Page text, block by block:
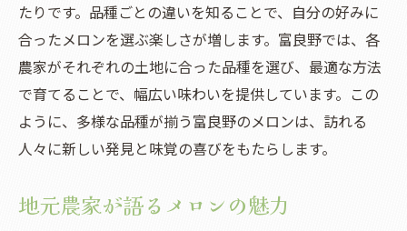
名産のスイーツとメロンのコラボレーショ
ン
地元レストランで楽しむグルメツアー
富良野の自然と調和する食文化
観光と食の織りなす極上の旅
たりです。品種ごとの違いを知ることで、自分の好みに
合ったメロンを選ぶ楽しさが増します。富良野では、各
農家がそれぞれの土地に合った品種を選び、最適な方法
で育てることで、幅広い味わいを提供しています。この
ように、多様な品種が揃う富良野のメロンは、訪れる
人々に新しい発見と味覚の喜びをもたらします。
地元農家が語るメロンの魅力